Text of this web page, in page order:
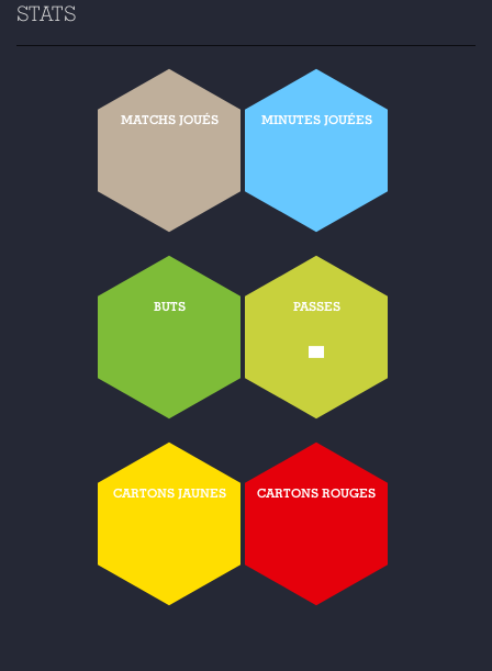
STATS
MATCHS JOUÉS MINUTES JOUÉES
BUTS PASSES
-
CARTONS JAUNES CARTONS ROUGES